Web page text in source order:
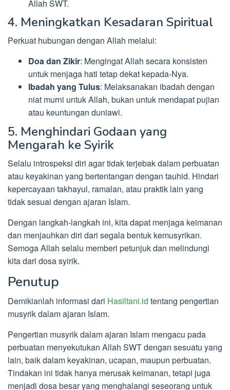
Allah SWT.
4. Meningkatkan Kesadaran Spiritual
Perkuat hubungan dengan Allah melalui:
Doa dan Zikir: Mengingat Allah secara konsisten
untuk menjaga hati tetap dekat kepada-Nya.
Ibadah yang Tulus: Melaksanakan ibadah dengan
niat murni untuk Allah, bukan untuk mendapat pujian
atau keuntungan duniawi.
5. Menghindari Godaan yang
Mengarah ke Syirik
Selalu introspeksi diri agar tidak terjebak dalam perbuatan
atau keyakinan yang bertentangan dengan tauhid. Hindari
kepercayaan takhayul, ramalan, atau praktik lain yang
tidak sesuai dengan ajaran Islam.
Dengan langkah-langkah ini, kita dapat menjaga keimanan
dan menjauhkan diri dari segala bentuk kemusyrikan.
Semoga Allah selalu memberi petunjuk dan melindungi
kita dari dosa syirik.
Penutup
Demikianlah informasi dari Hasiltani.id tentang pengertian
musyrik dalam ajaran Islam.
Pengertian musyrik dalam ajaran Islam mengacu pada
perbuatan menyekutukan Allah SWT dengan sesuatu yang
lain, baik dalam keyakinan, ucapan, maupun perbuatan.
Tindakan ini tidak hanya merusak keimanan, tetapi juga
menjadi dosa besar yang menghalangi seseorang untuk